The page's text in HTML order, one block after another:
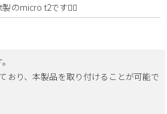
のmicro t2です🙇‍♂️
おり、本製品を取り付けることが可能で